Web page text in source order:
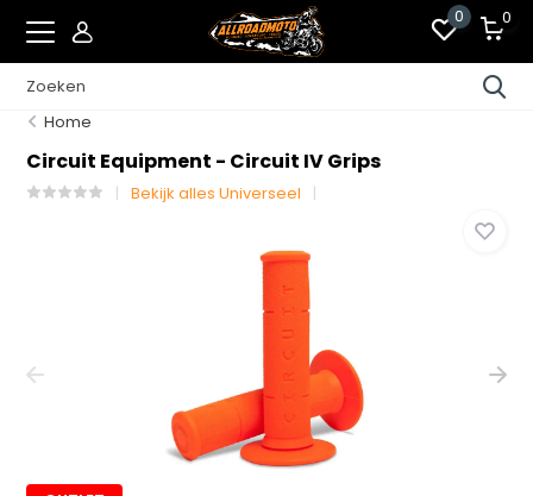
0 0
Home
Circuit Equipment - Circuit IV Grips
Bekijk alles Universeel